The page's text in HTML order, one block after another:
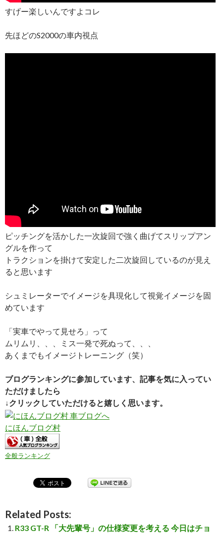
すげー楽しいんですよコレ
先ほどのS2000の車内視点
ピッチングを活かした一次旋回で強く曲げてスリップアン
グルを作って
トラクションを掛けて安定した二次旋回しているのが見え
ると思います
シュミレーターでイメージを具現化して視覚イメージを固
めています
「実車でやって見せろ」って
ムリムリ、、、ミス一発で死ぬって、、、
あくまでもイメージトレーニング（笑）
ブログランキングに参加しています、記事を気に入ってい
ただけましたら
↓クリックしていただけると嬉しく思います。
にほんブログ村
全般ランキング
Related Posts:
R33 GT-R 「大先輩号」の仕様変更を考える 今日はチョ